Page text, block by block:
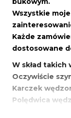
Wszystkie
Każde
dostosowane
W skład takich
Oczywiście
Karczek
Polędwica